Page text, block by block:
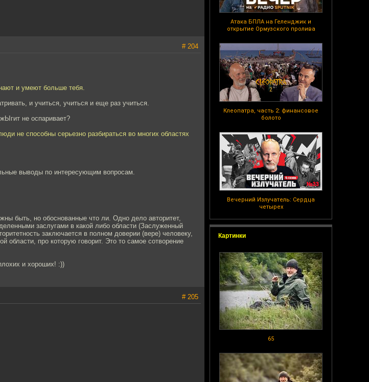
Атака БПЛА на Геленджик и
открытие Ормузского пролива
Клеопатра, часть 2: финансовое
болото
Вечерний Излучатель: Сердца
четырех
Картинки
65
# 204
и умеют больше тебя.
и учиться, учиться и еще раз учиться.
не оспаривает?
не способны серьезно разбираться во многих областях
выводы по интересующим вопросам.
быть, но обоснованные что ли. Одно дело авторитет,
заслугами в какой либо области (Заслуженный
заключается в полном доверии (вере) человеку,
области, про которую говорит. Это то самое сотворение
и хороших! :))
# 205